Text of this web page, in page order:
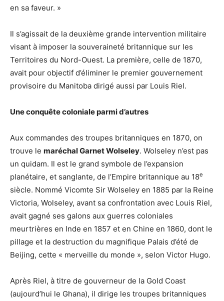
en sa faveur. »
Il s’agissait de la deuxième grande intervention militaire
visant à imposer la souveraineté britannique sur les
Territoires du Nord-Ouest. La première, celle de 1870,
avait pour objectif d’éliminer le premier gouvernement
provisoire du Manitoba dirigé aussi par Louis Riel.
Une conquête coloniale parmi d’autres
Aux commandes des troupes britanniques en 1870, on
trouve le maréchal Garnet Wolseley. Wolseley n’est pas
un quidam. Il est le grand symbole de l’expansion
planétaire, et sanglante, de l’Empire britannique au 18e
siècle. Nommé Vicomte Sir Wolseley en 1885 par la Reine
Victoria, Wolseley, avant sa confrontation avec Louis Riel,
avait gagné ses galons aux guerres coloniales
meurtrières en Inde en 1857 et en Chine en 1860, dont le
pillage et la destruction du magnifique Palais d’été de
Beijing, cette « merveille du monde », selon Victor Hugo.
Après Riel, à titre de gouverneur de la Gold Coast
(aujourd’hui le Ghana), il dirige les troupes britanniques